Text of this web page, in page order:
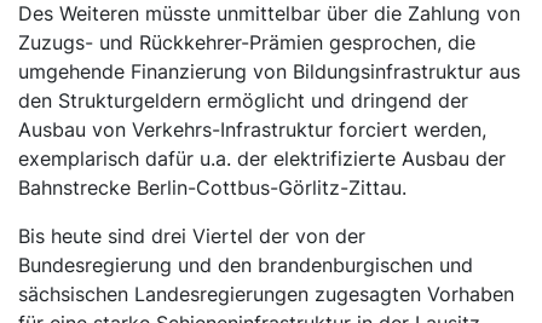
Des Weiteren müsste unmittelbar über die Zahlung von
Zuzugs- und Rückkehrer-Prämien gesprochen, die
umgehende Finanzierung von Bildungsinfrastruktur aus
den Strukturgeldern ermöglicht und dringend der
Ausbau von Verkehrs-Infrastruktur forciert werden,
exemplarisch dafür u.a. der elektrifizierte Ausbau der
Bahnstrecke Berlin-Cottbus-Görlitz-Zittau.
Bis heute sind drei Viertel der von der
Bundesregierung und den brandenburgischen und
sächsischen Landesregierungen zugesagten Vorhaben